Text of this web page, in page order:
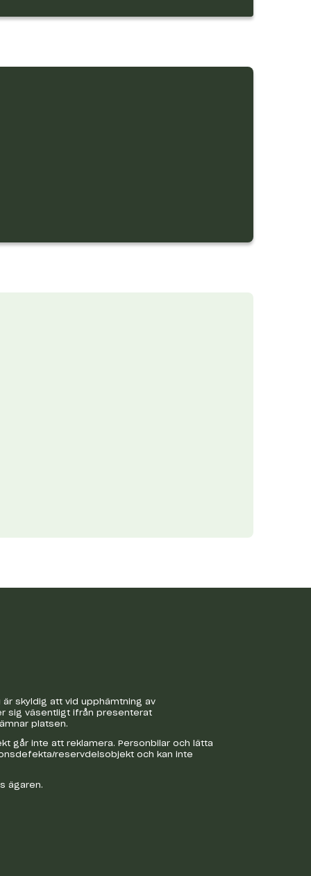
skyldig att vid upphämtning av
sig väsentligt ifrån presenterat
platsen.
går inte att reklamera. Personbilar och lätta
reservdelsobjekt och kan inte
ägaren.